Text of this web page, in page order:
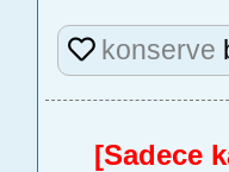
konserve
[Sadece